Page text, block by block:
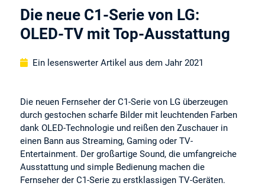
Die neue C1-Serie von LG:
OLED-TV mit Top-Ausstattung
Ein lesenswerter Artikel aus dem Jahr 2021
Die neuen Fernseher der C1-Serie von LG überzeugen
durch gestochen scharfe Bilder mit leuchtenden Farben
dank OLED-Technologie und reißen den Zuschauer in
einen Bann aus Streaming, Gaming oder TV-
Entertainment. Der großartige Sound, die umfangreiche
Ausstattung und simple Bedienung machen die
Fernseher der C1-Serie zu erstklassigen TV-Geräten.